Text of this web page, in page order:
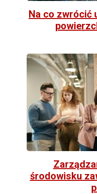
Na co zwrócić
środowisku